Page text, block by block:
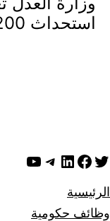
استحداث 200 وظيفة
تويترفيسبوك
لينكد إن تيليجرام
يوتيوب
الرئيسية
وظائف حكومية